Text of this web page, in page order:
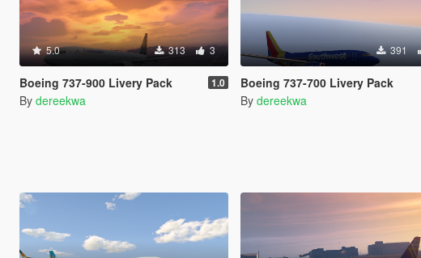
5.0 313 3
Boeing 737-900 Livery Pack 1.0
By dereekwa
391
Boeing 737-700 Livery Pack
By dereekwa